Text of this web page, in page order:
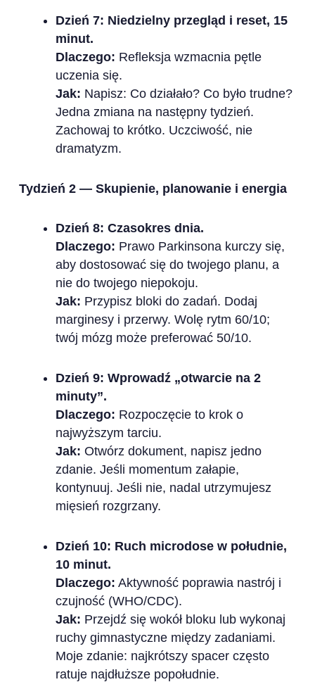
Dzień 7: Niedzielny przegląd i reset, 15
minut.
Dlaczego: Refleksja wzmacnia pętle
uczenia się.
Jak: Napisz: Co działało? Co było trudne?
Jedna zmiana na następny tydzień.
Zachowaj to krótko. Uczciwość, nie
dramatyzm.
Tydzień 2 — Skupienie, planowanie i energia
Dzień 8: Czasokres dnia.
Dlaczego: Prawo Parkinsona kurczy się,
aby dostosować się do twojego planu, a
nie do twojego niepokoju.
Jak: Przypisz bloki do zadań. Dodaj
marginesy i przerwy. Wolę rytm 60/10;
twój mózg może preferować 50/10.
Dzień 9: Wprowadź „otwarcie na 2
minuty”.
Dlaczego: Rozpoczęcie to krok o
najwyższym tarciu.
Jak: Otwórz dokument, napisz jedno
zdanie. Jeśli momentum załapie,
kontynuuj. Jeśli nie, nadal utrzymujesz
mięsień rozgrzany.
Dzień 10: Ruch microdose w południe,
10 minut.
Dlaczego: Aktywność poprawia nastrój i
czujność (WHO/CDC).
Jak: Przejdź się wokół bloku lub wykonaj
ruchy gimnastyczne między zadaniami.
Moje zdanie: najkrótszy spacer często
ratuje najdłuższe popołudnie.